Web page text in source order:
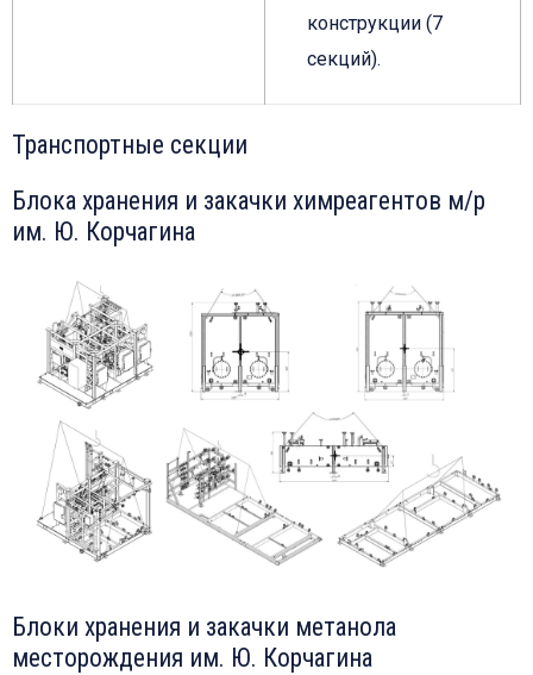
конструкции (7
секций).
Транспортные секции
Блока хранения и закачки химреагентов м/р
им. Ю. Корчагина
Блоки хранения и закачки метанола
месторождения им. Ю. Корчагина